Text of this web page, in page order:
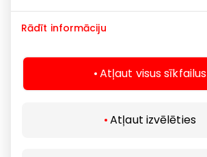
Rādīt informāciju
Atļaut visus sīkfailus
Atļaut izvēlēties